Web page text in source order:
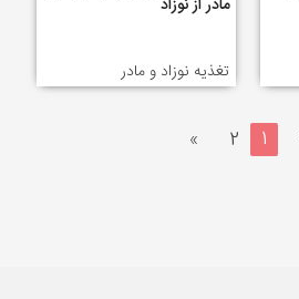
مادر از نوزاد
تغذیه نوزاد و مادر
1
2
»